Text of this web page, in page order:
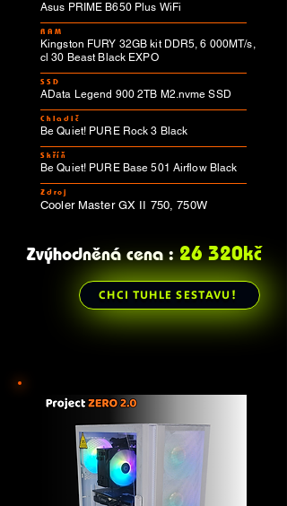
Asus PRIME B650 Plus WiFi
RAM
Kingston FURY 32GB kit DDR5, 6 000MT/s,
cl 30 Beast Black EXPO
SSD
AData Legend 900 2TB M2.nvme SSD
Chladič
Be Quiet! PURE Rock 3 Black
Skříň
Be Quiet! PURE Base 501 Airflow Black
Zdroj
Cooler Master GX II 750, 750W
Zvýhodněná cena : 26 320kč
CHCI TUHLE SESTAVU!